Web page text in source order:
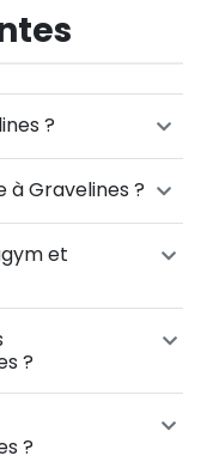
?
à Gravelines ?
et
?
?